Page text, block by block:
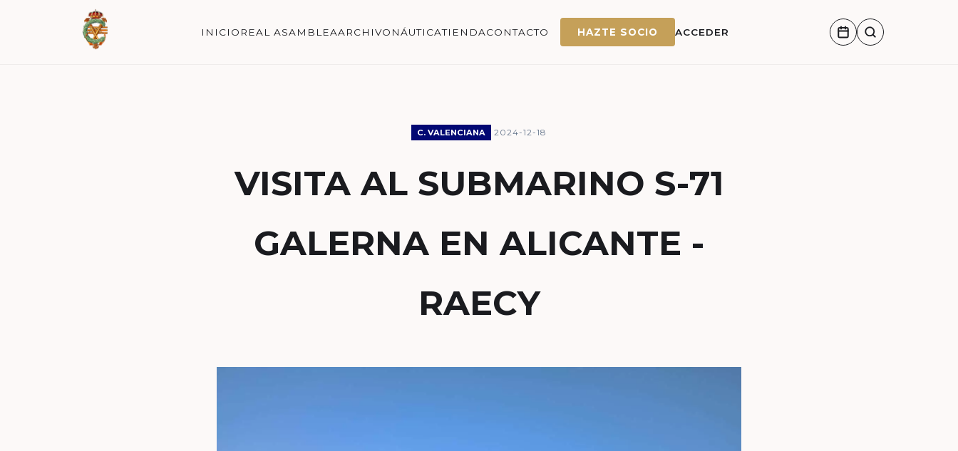
INICIO REAL ASAMBLEAARCHIVO NÁUTICATIENDACONTACTO HAZTE SOCIO ACCEDER
C. VALENCIANA 2024-12-18
VISITA AL SUBMARINO S-71
GALERNA EN ALICANTE -
RAECY